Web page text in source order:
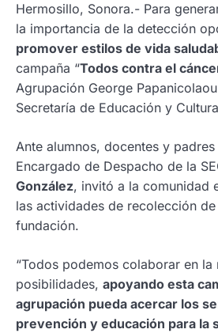
Hermosillo, Sonora.- Para
la importancia de la detección
promover estilos de vida
campaña “Todos contra el
Agrupación George
Secretaría de Educación y
Ante alumnos, docentes y
Encargado de Despacho de la
González, invitó a la comunidad
las actividades de recolección
fundación.
“Todos podemos colaborar en la
posibilidades, apoyando esta
agrupación pueda acercar los
prevención y educación para la